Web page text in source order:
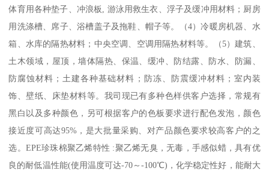
体育用各种垫子、冲浪板, 游泳用救生衣、浮子及缓冲用材料；厨房
用洗涤槽、席子、浴槽盖子及拖鞋、帽子等。（4）冷暖房机器、水
箱、水库的隔热材料；中央空调、空调用隔热材料等。（5）建筑、
土木领域，屋顶，墙体隔热、保温、缓冲、防结露、防水、防漏、
防腐蚀材料；土建各种基础材料；防冻、防震缓冲材料；室内装
饰、壁纸、床垫材料等。我司现已有多种色样供客户选择，常规有
黑白以及多种颜色，另可根据客户的色板要求进行配色发泡，颜色
接近度可高达95%，是大批量采购、对产品颜色要求较高客户的之
选。EPE珍珠棉聚乙烯特性 :聚乙烯无臭，无毒，手感似蜡，具有优
良的耐低温性能(使用温度可达-70～-100℃)，化学稳定性好，能耐大